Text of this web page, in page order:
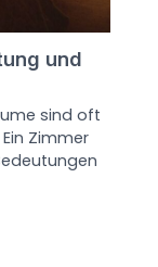
und
sind oft
Zimmer